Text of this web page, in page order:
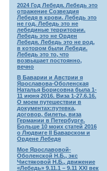
2024 Год Лебедя. Лебедь это
отражение Созвездия
Лебедя в крови. Лебедь это
не год. Лебедь это не
лебединые территории.
Лебедь это не Орден
Лебедя. Лебедь это не род,
в котором были Лебеди.
Лебедь это то, что
возвышает постоянно,
вечно
В Баварии и Австрии я
Ярославова-Оболенская
Наталья Борисовна была 1-
11 июня 2016. Виза 1-27.6.16.
О моем путешествии в
документах:путевка,
договор, билеты, виза
Германии в Петербурге.
Больше 10 моих статей 2016
о Людвиге II Баварском и
Ордене Лебедя
Мое Ярославовой-
Оболенской Н.Б., экс
Чистяковой Н.Б., движение
«Лебедь» 9.11.1 – 9.11 XXI век